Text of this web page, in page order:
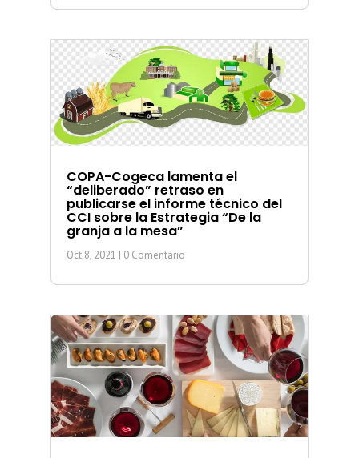
COPA-Cogeca lamenta el
“deliberado” retraso en
publicarse el informe técnico del
CCI sobre la Estrategia “De la
granja a la mesa”
Oct 8, 2021 | 0 Comentario